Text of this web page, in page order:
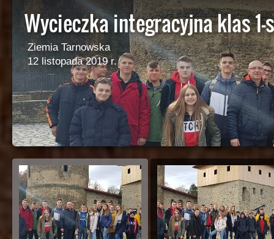
Wycieczka integracyjna klas 1-
Ziemia Tarnowska
12 listopada 2019 r.